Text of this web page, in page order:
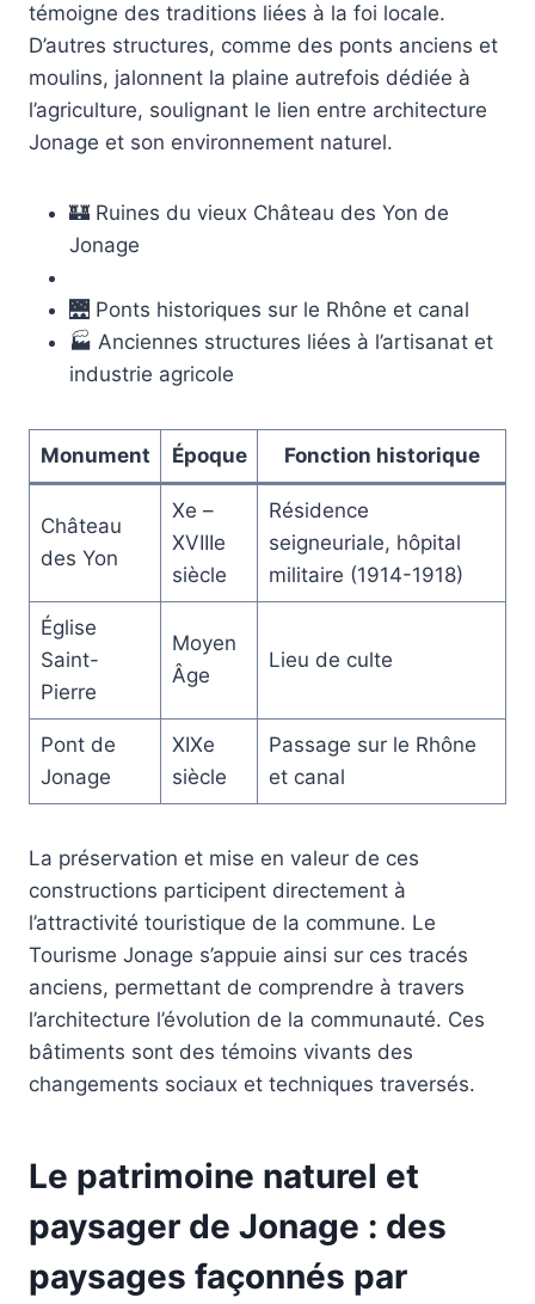
témoigne des traditions liées à la foi locale.
D’autres structures, comme des ponts anciens et
moulins, jalonnent la plaine autrefois dédiée à
l’agriculture, soulignant le lien entre architecture
Jonage et son environnement naturel.
🏰 Ruines du vieux Château des Yon de
Jonage
🌉 Ponts historiques sur le Rhône et canal
🏭 Anciennes structures liées à l’artisanat et
industrie agricole
Monument Époque Fonction historique
Château
des Yon
Xe –
XVIIIe
siècle
Résidence
seigneuriale, hôpital
militaire (1914-1918)
Église
Saint-
Pierre
Moyen
Âge
Lieu de culte
Pont de
Jonage
XIXe
siècle
Passage sur le Rhône
et canal
La préservation et mise en valeur de ces
constructions participent directement à
l’attractivité touristique de la commune. Le
Tourisme Jonage s’appuie ainsi sur ces tracés
anciens, permettant de comprendre à travers
l’architecture l’évolution de la communauté. Ces
bâtiments sont des témoins vivants des
changements sociaux et techniques traversés.
Le patrimoine naturel et
paysager de Jonage : des
paysages façonnés par